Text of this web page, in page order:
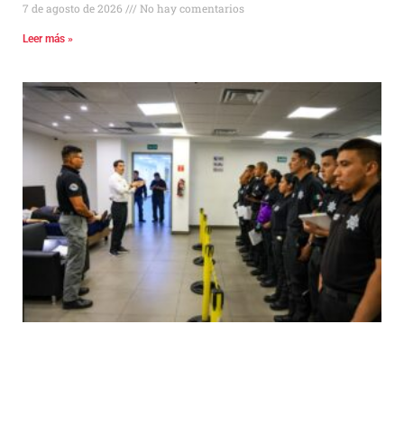
7 de agosto de 2026 No hay comentarios
Leer más »